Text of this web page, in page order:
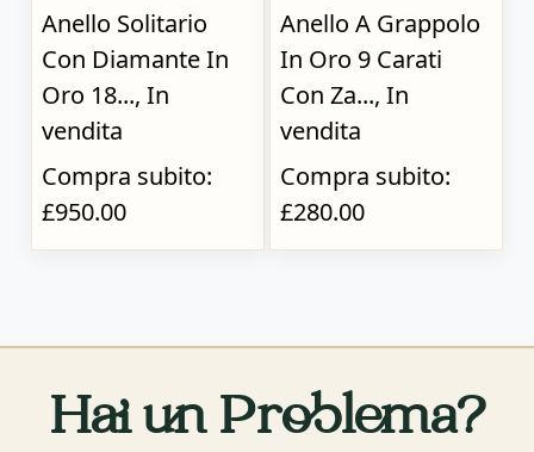
Anello Solitario
Con Diamante In
Oro 18..., In
vendita
Compra subito:
£950.00
Anello A Grappolo
In Oro 9 Carati
Con Za..., In
vendita
Compra subito:
£280.00
Hai un Problema?